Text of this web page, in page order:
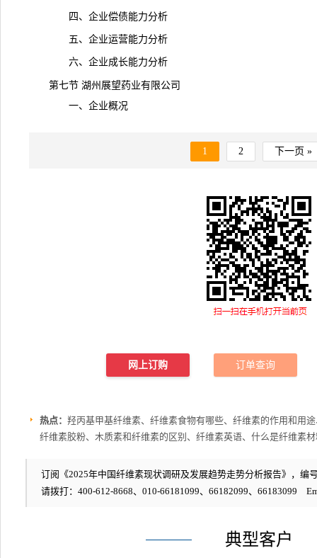
四、企业偿债能力分析
五、企业运营能力分析
六、企业成长能力分析
第七节 湖州展望药业有限公司
一、企业概况
1 2 下一页 »
网上订购 订单查询
热点： 羟丙基甲基纤维素、纤维素食物有哪些、纤维素的作用和用
纤维素胶粉、木质素和纤维素的区别、纤维素英语、什么是纤维素
订阅《2025年中国纤维素现状调研及发展趋势走势分析报告》，编
请拨打：400-612-8668、010-66181099、66182099、66183099
典型客户